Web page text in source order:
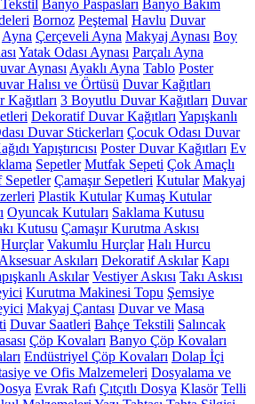
Banyo Paspasları Banyo Bakım
Bornoz Peştemal Havlu Duvar
Ayna Çerçeveli Ayna Makyaj Aynası Boy
Yatak Odası Aynası Parçalı Ayna
Aynası Ayaklı Ayna Tablo Poster
Halısı ve Örtüsü Duvar Kağıtları
3 Boyutlu Duvar Kağıtları Duvar
Dekoratif Duvar Kağıtları Yapışkanlı
Duvar Stickerları Çocuk Odası Duvar
Yapıştırıcısı Poster Duvar Kağıtları Ev
Sepetler Mutfak Sepeti Çok Amaçlı
Çamaşır Sepetleri Kutular Makyaj
Plastik Kutular Kumaş Kutular
Oyuncak Kutuları Saklama Kutusu
Kutusu Çamaşır Kurutma Askısı
Hurçlar Vakumlu Hurçlar Halı Hurcu
Askıları Dekoratif Askılar Kapı
Askılar Vestiyer Askısı Takı Askısı
Kurutma Makinesi Topu Şemsiye
Makyaj Çantası Duvar ve Masa
Duvar Saatleri Bahçe Tekstili Salıncak
Çöp Kovaları Banyo Çöp Kovaları
Endüstriyel Çöp Kovaları Dolap İçi
ve Ofis Malzemeleri Dosyalama ve
Evrak Rafı Çıtçıtlı Dosya Klasör Telli